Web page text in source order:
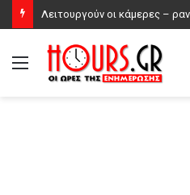
Λειτουργούν οι κάμερες –
Μενού